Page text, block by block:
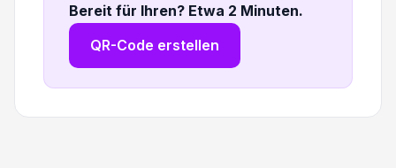
Bereit für Ihren? Etwa 2 Minuten.
QR-Code erstellen